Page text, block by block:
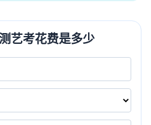
艺考花费是多少